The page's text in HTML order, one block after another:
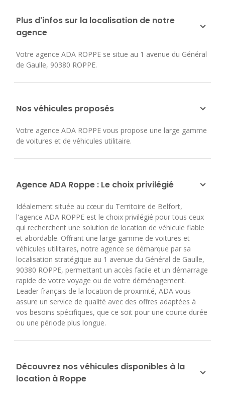
Plus d'infos sur la localisation de notre
agence
Votre agence ADA ROPPE se situe au 1 avenue du Général
de Gaulle, 90380 ROPPE.
Nos véhicules proposés
Votre agence ADA ROPPE vous propose une large gamme
de voitures et de véhicules utilitaire.
Agence ADA Roppe : Le choix privilégié
Idéalement située au cœur du Territoire de Belfort,
l'agence ADA ROPPE est le choix privilégié pour tous ceux
qui recherchent une solution de location de véhicule fiable
et abordable. Offrant une large gamme de voitures et
véhicules utilitaires, notre agence se démarque par sa
localisation stratégique au 1 avenue du Général de Gaulle,
90380 ROPPE, permettant un accès facile et un démarrage
rapide de votre voyage ou de votre déménagement.
Leader français de la location de proximité, ADA vous
assure un service de qualité avec des offres adaptées à
vos besoins spécifiques, que ce soit pour une courte durée
ou une période plus longue.
Découvrez nos véhicules disponibles à la
location à Roppe